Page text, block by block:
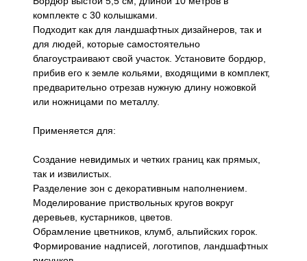
комплекте с 30 колышками.
Подходит как для ландшафтных дизайнеров, так и
для людей, которые самостоятельно
благоустраивают свой участок. Установите бордюр,
прибив его к земле кольями, входящими в комплект,
предварительно отрезав нужную длину ножовкой
или ножницами по металлу.
Применяется для:
Создание невидимых и четких границ как прямых,
так и извилистых.
Разделение зон с декоративным наполнением.
Моделирование приствольных кругов вокруг
деревьев, кустарников, цветов.
Обрамление цветников, клумб, альпийских горок.
Формирование надписей, логотипов, ландшафтных